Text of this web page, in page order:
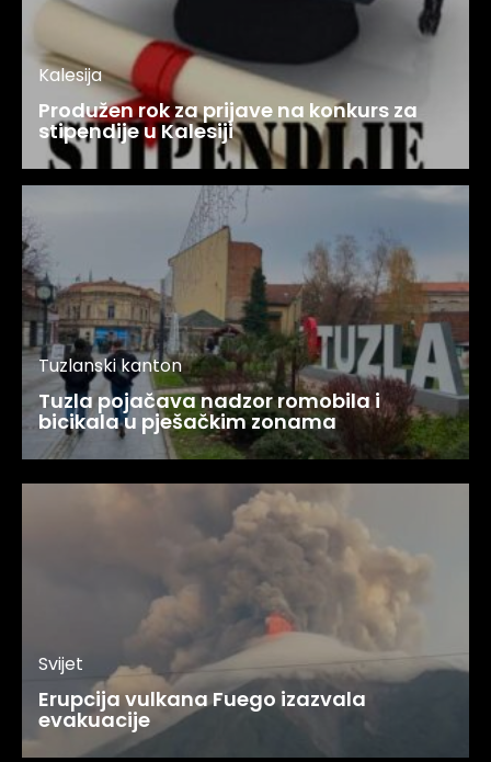
Kalesija
Produžen rok za prijave na konkurs za
stipendije u Kalesiji
Tuzlanski kanton
Tuzla pojačava nadzor romobila i
bicikala u pješačkim zonama
Svijet
Erupcija vulkana Fuego izazvala
evakuacije